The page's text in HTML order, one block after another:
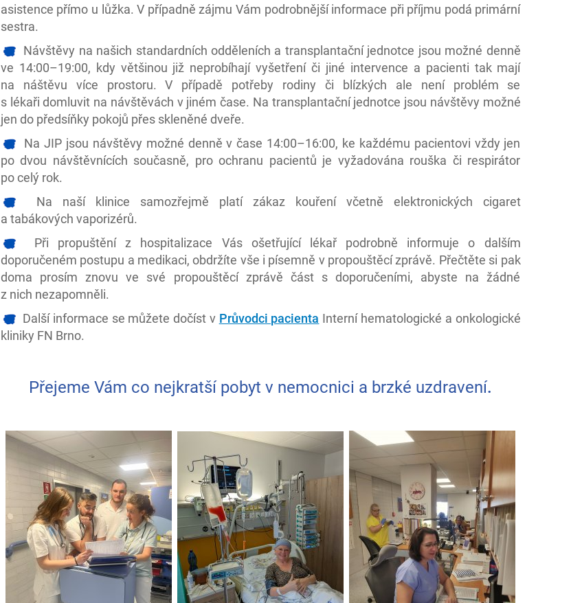
asistence přímo u lůžka. V případně zájmu Vám podrobnější informace při příjmu podá primární
sestra.
Návštěvy na našich standardních odděleních a transplantační jednotce jsou možné denně
ve 14:00–⁠⁠⁠⁠⁠⁠19:00, kdy většinou již neprobíhají vyšetření či jiné intervence a pacienti tak mají
na náštěvu více prostoru. V případě potřeby rodiny či blízkých ale není problém se
s lékaři domluvit na návštěvách v jiném čase. Na transplantační jednotce jsou návštěvy možné
jen do předsíňky pokojů přes skleněné dveře.
Na JIP jsou návštěvy možné denně v čase 14:00–16:00, ke každému pacientovi vždy jen
po dvou návštěvnících současně, pro ochranu pacientů je vyžadována rouška či respirátor
po celý rok.
Na naší klinice samozřejmě platí zákaz kouření včetně elektronických cigaret
a tabákových vaporizérů.
Při propuštění z hospitalizace Vás ošetřující lékař podrobně informuje o dalším
doporučeném postupu a medikaci, obdržíte vše i písemně v propouštěcí zprávě. Přečtěte si pak
doma prosím znovu ve své propouštěcí zprávě část s doporučeními, abyste na žádné
z nich nezapomněli.
Další informace se můžete dočíst v Průvodci pacienta Interní hematologické a onkologické
kliniky FN Brno.
Přejeme Vám co nejkratší pobyt v nemocnici a brzké uzdravení.